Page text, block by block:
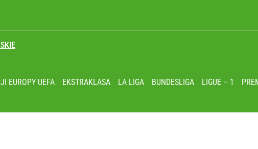
podjęła decyzję
EUROPY UEFA EKSTRAKLASA LA LIGA BUNDESLIGA LIGUE – 1